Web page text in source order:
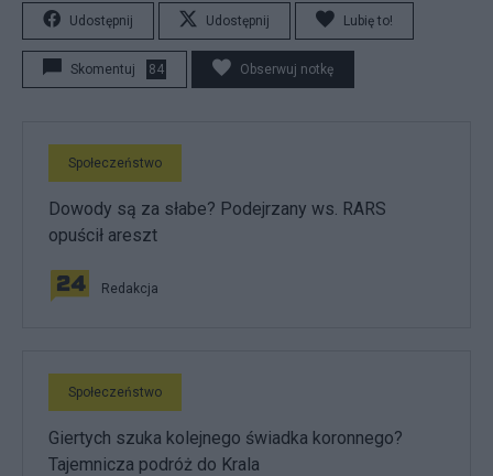
Udostępnij Udostępnij Lubię to!
Skomentuj 84 Obserwuj notkę
Społeczeństwo
Dowody są za słabe? Podejrzany ws. RARS
opuścił areszt
Redakcja
Społeczeństwo
Giertych szuka kolejnego świadka koronnego?
Tajemnicza podróż do Krala